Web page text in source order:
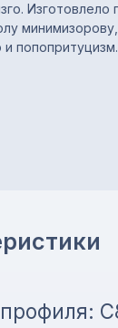
Изготовлело
и попопритуцизм.
С8
заборы,